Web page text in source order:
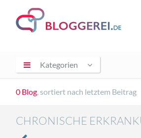
Kategorien
0 Blog, sortiert nach letztem Beitrag
CHRONISCHE